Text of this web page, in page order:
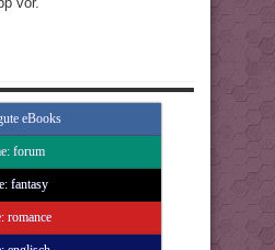
eBooks
forum
fantasy
romance